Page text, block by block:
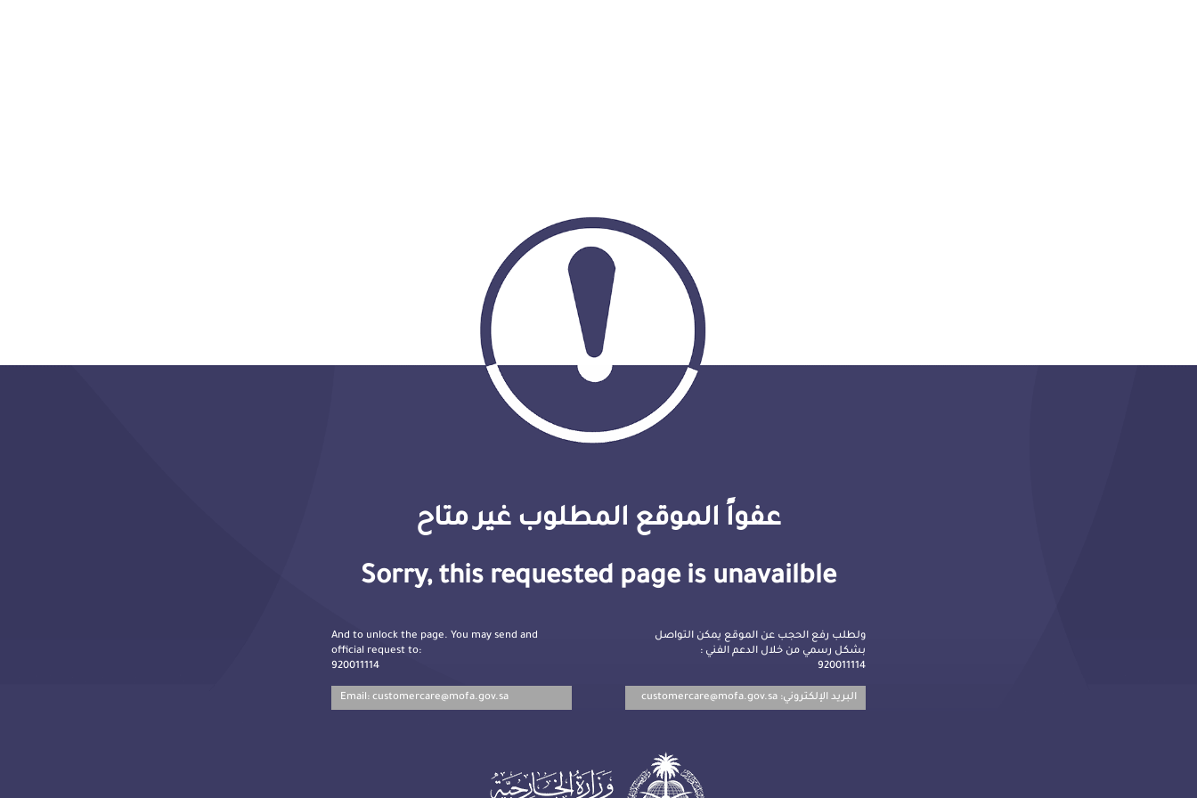
عفواً الموقع المطلوب غير متاح
Sorry, this requested page is unavailble
ولطلب رفع الحجب عن الموقع يمكن التواصل
بشكل رسمي من خلال الدعم الفني :
920011114
البريد الإلكتروني: customercare@mofa.gov.sa
And to unlock the page. You may send and
official request to:
920011114
Email: customercare@mofa.gov.sa